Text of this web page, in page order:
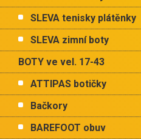
n
l
SLEVA tenisky plátěnky
SLEVA zimní boty
BOTY ve vel. 17-43
ATTIPAS botičky
Bačkory
BAREFOOT obuv